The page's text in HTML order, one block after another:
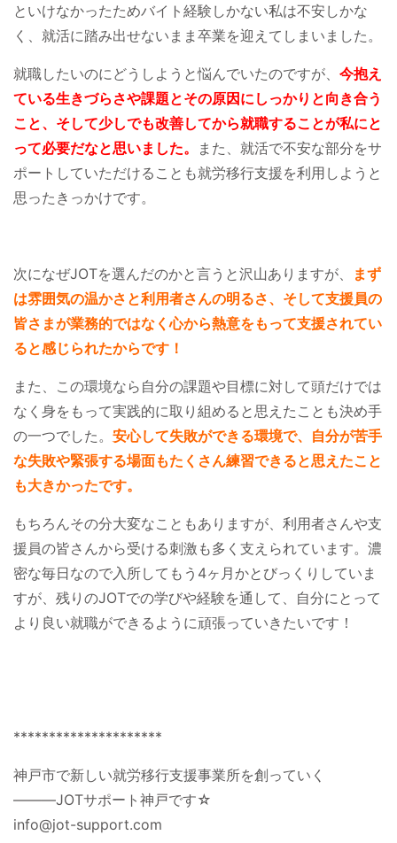
といけなかったためバイト経験しかない私は不安しかな
く、就活に踏み出せないまま卒業を迎えてしまいました。
就職したいのにどうしようと悩んでいたのですが、 今抱え
ている生きづらさや課題とその原因にしっかりと向き合う
こと、そして少しでも改善してから就職することが私にと
って必要だなと思いました。
また、就活で不安な部分をサ
ポートしていただけることも就労移行支援を利用しようと
思ったきっかけです。
次になぜJOTを選んだのかと言うと沢山ありますが、
まず
は雰囲気の温かさと利用者さんの明るさ、そして支援員の
皆さまが業務的ではなく心から熱意をもって支援されてい
ると感じられたからです！
また、この環境なら自分の課題や目標に対して頭だけでは
なく身をもって実践的に取り組めると思えたことも決め手
の一つでした。 安心して失敗ができる環境で、自分が苦手
な失敗や緊張する場面もたくさん練習できると思えたこと
も大きかったです。
もちろんその分大変なこともありますが、利用者さんや支
援員の皆さんから受ける刺激も多く支えられています。濃
密な毎日なので入所してもう4ヶ月かとびっくりしていま
すが、残りのJOTでの学びや経験を通して、自分にとって
より良い就職ができるように頑張っていきたいです！
*********************
神戸市で新しい就労移行支援事業所を創っていく
―――JOTサポート神戸です☆
info@jot-support.com